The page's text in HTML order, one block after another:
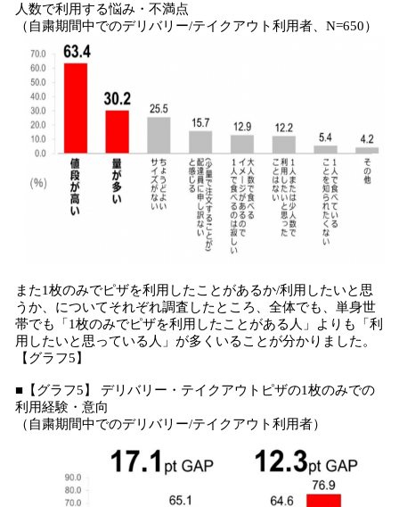
人数で利用する悩み・不満点
（自粛期間中でのデリバリー/テイクアウト利用者、N=650）
また1枚のみでピザを利用したことがあるか/利用したいと思
うか、についてそれぞれ調査したところ、全体でも、単身世
帯でも「1枚のみでピザを利用したことがある人」よりも「利
用したいと思っている人」が多くいることが分かりました。
【グラフ5】
■【グラフ5】 デリバリー・テイクアウトピザの1枚のみでの
利用経験・意向
（自粛期間中でのデリバリー/テイクアウト利用者）